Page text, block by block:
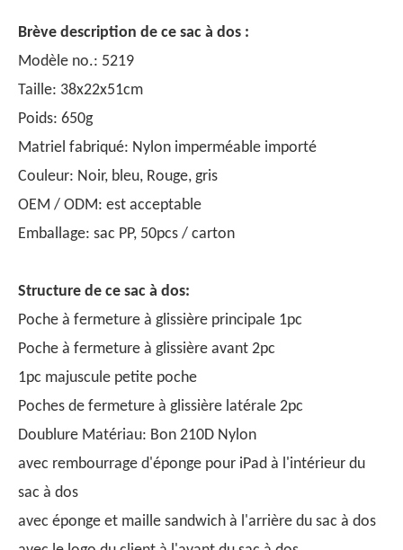
Brève description de ce sac à dos :
Modèle no.: 5219
Taille: 38x22x51cm
Poids: 650g
Matriel fabriqué: Nylon imperméable importé
Couleur: Noir, bleu, Rouge, gris
OEM / ODM: est acceptable
Emballage: sac PP, 50pcs / carton
Structure de ce sac à dos:
Poche à fermeture à glissière principale 1pc
Poche à fermeture à glissière avant 2pc
1pc majuscule petite poche
Poches de fermeture à glissière latérale 2pc
Doublure Matériau: Bon 210D Nylon
avec rembourrage d'éponge pour iPad à l'intérieur du
sac à dos
avec éponge et maille sandwich à l'arrière du sac à dos